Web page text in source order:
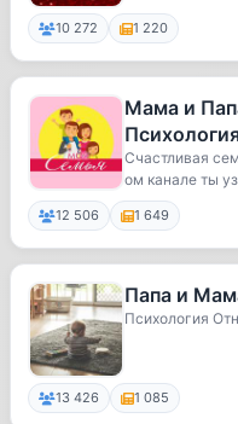
10 272 1 220
Мама и
Счастливая
ом канале ты
12 506 1 649
Папа и
Психология
13 426 1 085